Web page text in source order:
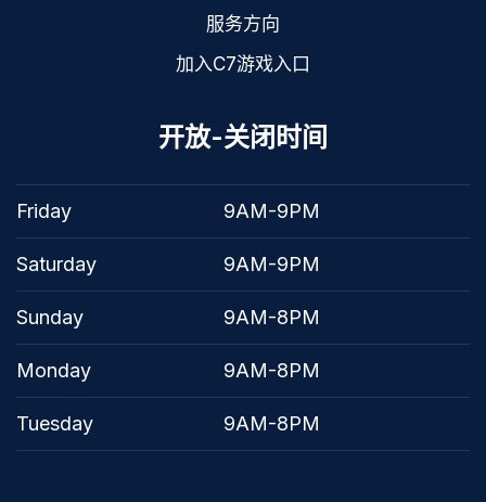
服务方向
加入C7游戏入口
开放-关闭时间
Friday 9AM-9PM
Saturday 9AM-9PM
Sunday 9AM-8PM
Monday 9AM-8PM
Tuesday 9AM-8PM